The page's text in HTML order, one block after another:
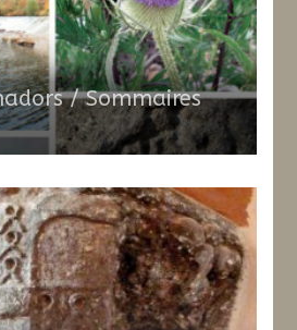
/ Sommaires